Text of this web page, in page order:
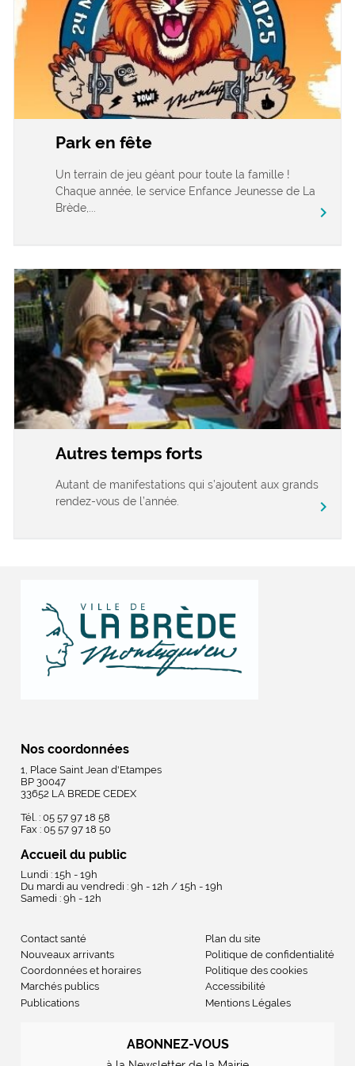
Park en fête
Un terrain de jeu géant pour toute la famille !
Chaque année, le service Enfance Jeunesse de La
Brède,...
chevron_right
Autres temps forts
Autant de manifestations qui s’ajoutent aux grands
rendez-vous de l’année.
chevron_right
Nos coordonnées
1, Place Saint Jean d'Etampes
BP 30047
33652 LA BREDE CEDEX
Tél. : 05 57 97 18 58
Fax : 05 57 97 18 50
Accueil du public
Lundi : 15h - 19h
Du mardi au vendredi : 9h - 12h / 15h - 19h
Samedi : 9h - 12h
Contact santé
Nouveaux arrivants
Coordonnées et horaires
Marchés publics
Publications
Plan du site
Politique de confidentialité
Politique des cookies
Accessibilité
Mentions Légales
ABONNEZ-VOUS